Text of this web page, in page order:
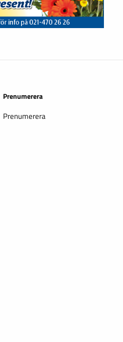
Prenumerera
Prenumerera